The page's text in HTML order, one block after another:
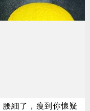
細了，瘦到你懷疑